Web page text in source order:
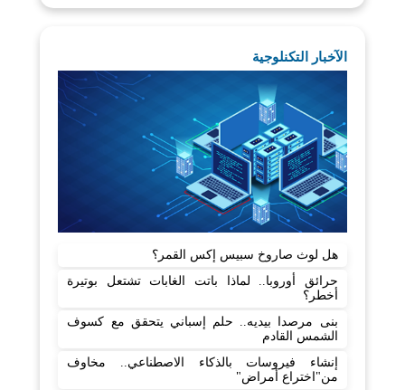
الآخبار التكنلوجية
هل لوث صاروخ سبيس إكس القمر؟
حرائق أوروبا.. لماذا باتت الغابات تشتعل بوتيرة
أخطر؟
بنى مرصدا بيديه.. حلم إسباني يتحقق مع كسوف
الشمس القادم
إنشاء فيروسات بالذكاء الاصطناعي.. مخاوف
من"اختراع أمراض"